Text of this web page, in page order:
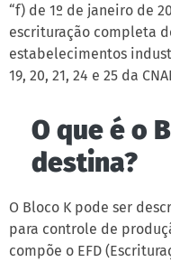
“f) de 1º de janeiro de
escrituração completa
estabelecimentos
19, 20, 21, 24 e 25 da
O que é o
destina?
O Bloco K pode ser
para controle de
compõe o EFD